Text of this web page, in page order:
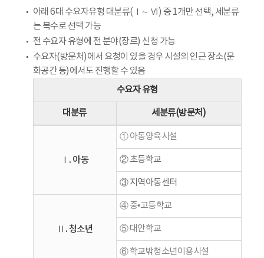
아래 6대 수요자유형 대분류(Ⅰ∼ Ⅵ) 중 1개만 선택, 세분류
는 복수로 선택 가능
전 수요자 유형에 전 분야(장르) 신청 가능
수요자(방문처)에서 요청이 있을 경우 시설의 인근 장소(문
화공간 등)에서도 진행할 수 있음
수요자 유형
대분류 세분류(방문처)
Ⅰ. 아동
① 아동양육시설
② 초등학교
③ 지역아동센터
Ⅱ. 청소년
④ 중•고등학교
⑤ 대안학교
⑥ 학교밖청소년이용시설